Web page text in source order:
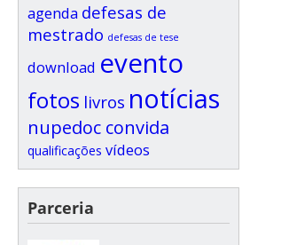
agenda defesas de
mestrado defesas de tese
download evento
fotos livros notícias
nupedoc convida
qualificações vídeos
Parceria